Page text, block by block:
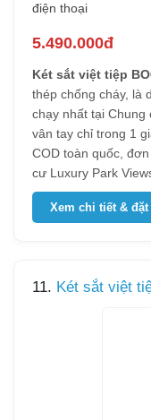
điện thoại
5.490.000đ
Két sắt việt tiệp
thép chống cháy, là
chạy nhất tại Chung
vân tay chỉ trong 1
COD toàn quốc,
cư Luxury Park
Xem chi tiết & đặt
11. Két sắt việt